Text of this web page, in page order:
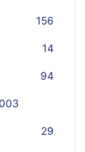
156
14
94
29